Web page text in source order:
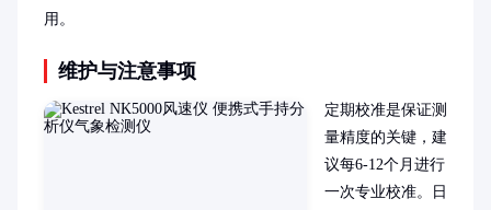
用。
维护与注意事项
定期校准是保证测
量精度的关键，建
议每6-12个月进行
一次专业校准。日